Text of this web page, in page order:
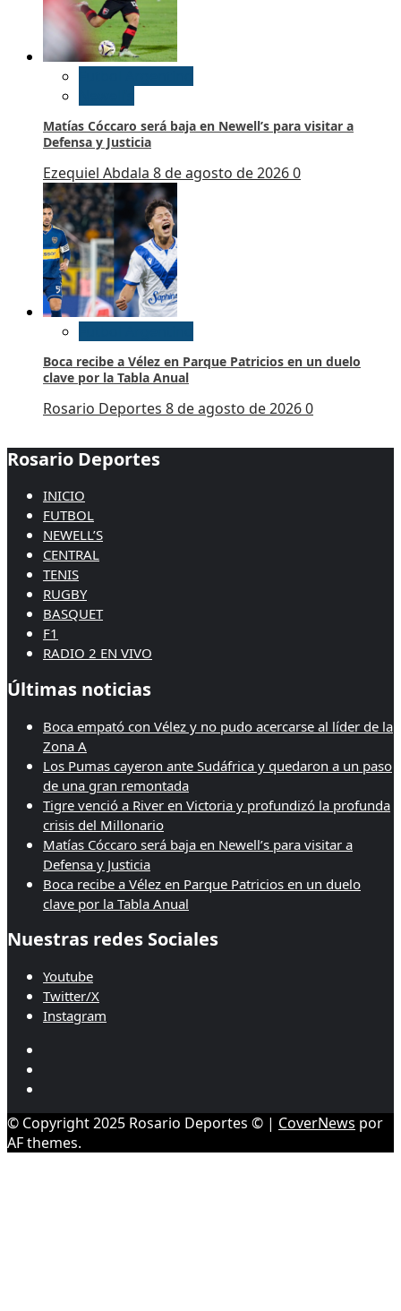
Matías Cóccaro será baja en Newell’s para visitar a
Defensa y Justicia
Ezequiel Abdala 8 de agosto de 20260
Boca recibe a Vélez en Parque Patricios en un duelo
clave por la Tabla Anual
Rosario Deportes 8 de agosto de 20260
Rosario Deportes
INICIO
FUTBOL
NEWELL’S
CENTRAL
TENIS
RUGBY
BASQUET
F1
RADIO 2 EN VIVO
Últimas noticias
Boca empató con Vélez y no pudo acercarse al líder de la
Zona A
Los Pumas cayeron ante Sudáfrica y quedaron a un paso
de una gran remontada
Tigre venció a River en Victoria y profundizó la profunda
crisis del Millonario
Matías Cóccaro será baja en Newell’s para visitar a
Defensa y Justicia
Boca recibe a Vélez en Parque Patricios en un duelo
clave por la Tabla Anual
Nuestras redes Sociales
Youtube
Twitter/X
Instagram
© Copyright 2025 Rosario Deportes © | CoverNews por
AF themes.